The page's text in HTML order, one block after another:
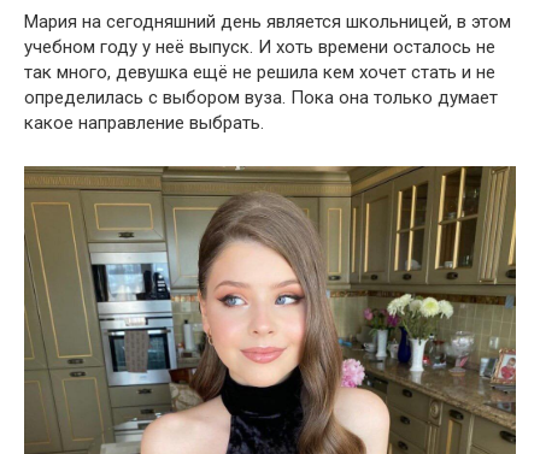
Мария на сегодняшний день является школьницей, в этом
учебном году у неё выпуск. И хоть времени осталось не
так много, девушка ещё не решила кем хочет стать и не
определилась с выбором вуза. Пока она только думает
какое направление выбрать.